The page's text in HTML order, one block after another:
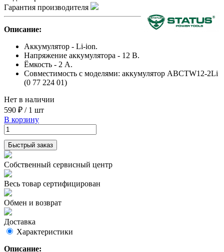
Гарантия производителя
Описание:
Аккумулятор - Li-ion.
Напряжение аккумулятора - 12 В.
Ёмкость - 2 А.
Совместимость с моделями: аккумулятор ABCTW12-2Li
(0 77 224 01)
Нет в наличии
590 ₽ / 1 шт
В корзину
Быстрый заказ
Собственный сервисный центр
Весь товар сертифицирован
Обмен и возврат
Доставка
Характеристики
Описание: